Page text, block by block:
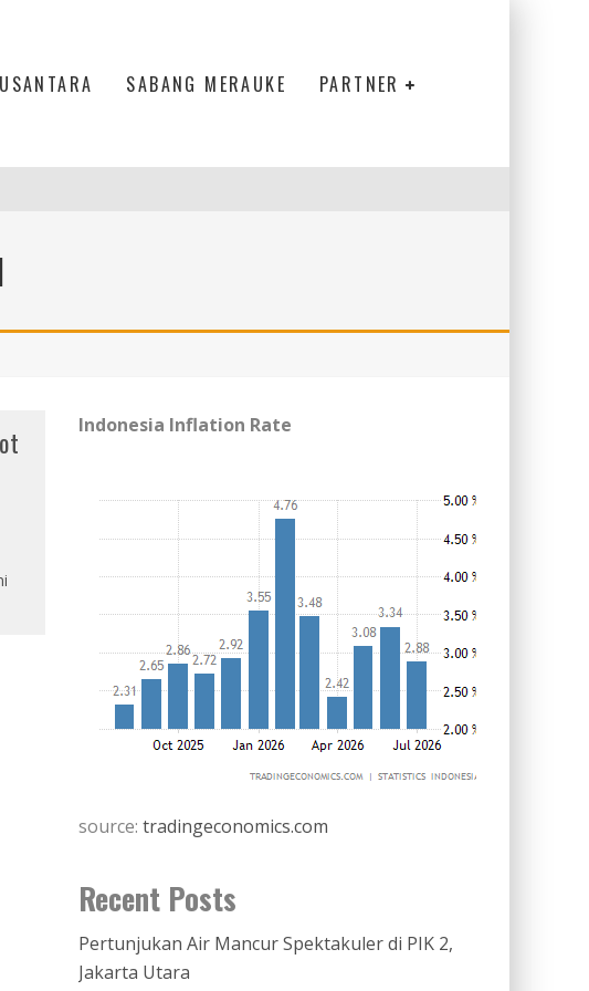
SABANG MERAUKE PARTNER
Indonesia Inflation Rate
source: tradingeconomics.com
Recent Posts
Pertunjukan Air Mancur Spektakuler di PIK 2,
Jakarta Utara